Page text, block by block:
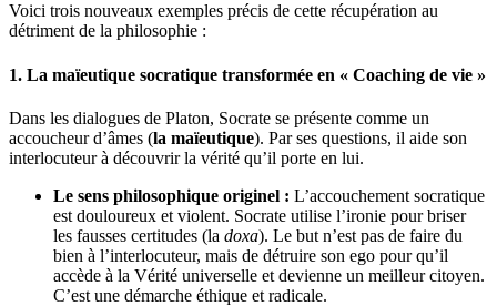
Voici trois nouveaux exemples précis de cette récupération au
détriment de la philosophie :
1. La maïeutique socratique transformée en « Coaching de vie »
Dans les dialogues de Platon, Socrate se présente comme un
accoucheur d’âmes (la maïeutique). Par ses questions, il aide son
interlocuteur à découvrir la vérité qu’il porte en lui.
Le sens philosophique originel : L’accouchement socratique
est douloureux et violent. Socrate utilise l’ironie pour briser
les fausses certitudes (la doxa). Le but n’est pas de faire du
bien à l’interlocuteur, mais de détruire son ego pour qu’il
accède à la Vérité universelle et devienne un meilleur citoyen.
C’est une démarche éthique et radicale.